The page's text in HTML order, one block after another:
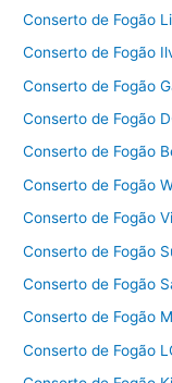
Conserto de Fogão
Conserto de Fogão
Conserto de Fogão
Conserto de Fogão
Conserto de Fogão
Conserto de Fogão
Conserto de Fogão
Conserto de Fogão
Conserto de Fogão
Conserto de Fogão
Conserto de Fogão